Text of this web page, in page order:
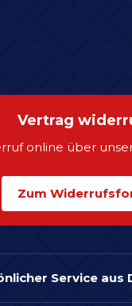
Vertrag
online über
Zum
Service aus